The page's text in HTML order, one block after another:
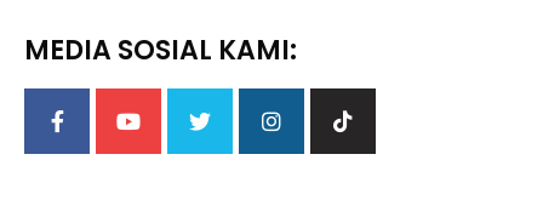
MEDIA SOSIAL KAMI: